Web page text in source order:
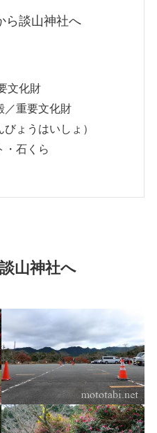
ら談山神社へ
文化財
／重要文化財
ょうはいしょ）
・石くら
山神社へ